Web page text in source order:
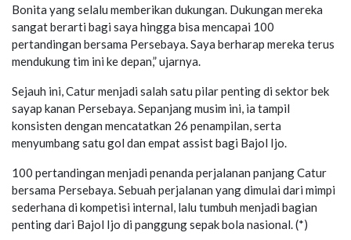
Bonita yang selalu memberikan dukungan. Dukungan mereka
sangat berarti bagi saya hingga bisa mencapai 100
pertandingan bersama Persebaya. Saya berharap mereka terus
mendukung tim ini ke depan,” ujarnya.
Sejauh ini, Catur menjadi salah satu pilar penting di sektor bek
sayap kanan Persebaya. Sepanjang musim ini, ia tampil
konsisten dengan mencatatkan 26 penampilan, serta
menyumbang satu gol dan empat assist bagi Bajol Ijo.
100 pertandingan menjadi penanda perjalanan panjang Catur
bersama Persebaya. Sebuah perjalanan yang dimulai dari mimpi
sederhana di kompetisi internal, lalu tumbuh menjadi bagian
penting dari Bajol Ijo di panggung sepak bola nasional. (*)